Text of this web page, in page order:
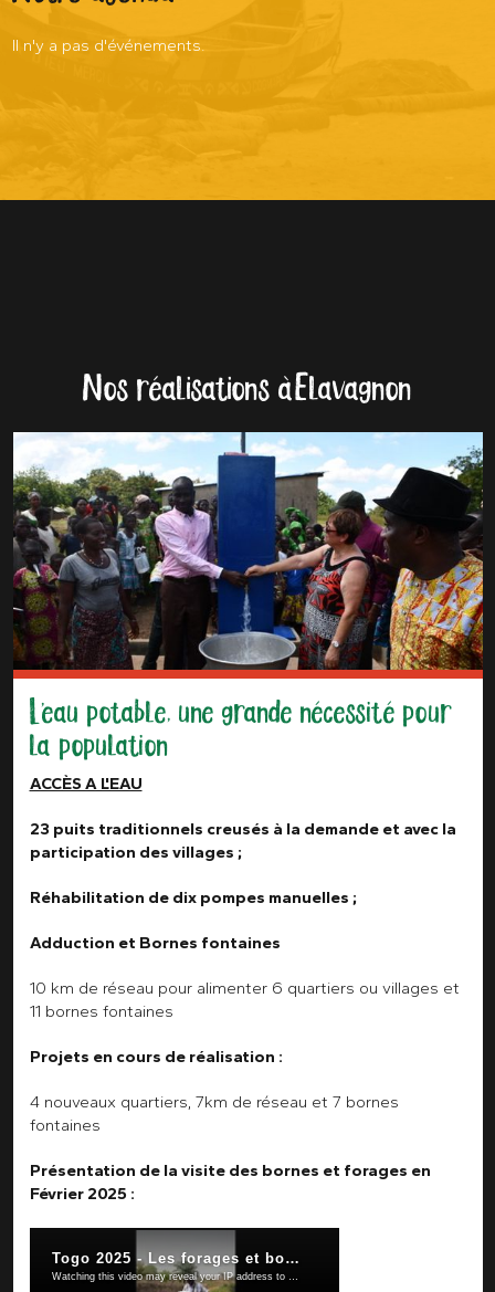
Il n'y a pas d'événements.
Nos réalisations à Elavagnon
L’eau potable, une grande nécessité pour
la population
ACCÈS A L'EAU
23 puits traditionnels creusés à la demande et avec la
participation des villages ;
Réhabilitation de dix pompes manuelles ;
Adduction et Bornes fontaines
10 km de réseau pour alimenter 6 quartiers ou villages et
11 bornes fontaines
Projets en cours de réalisation :
4 nouveaux quartiers, 7km de réseau et 7 bornes
fontaines
Présentation de la visite des bornes et forages en
Février 2025 :